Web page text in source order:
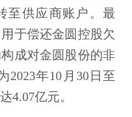
至供应商账户。最
于偿还金圆控股欠
成对金圆股份的非
2023年10月30日至
4.07亿元。